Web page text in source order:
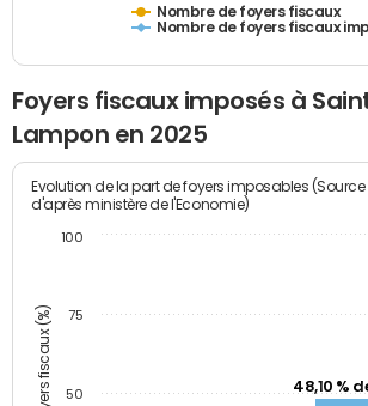
Nombre de foyers fiscaux
Nombre de foyers fiscaux
Foyers fiscaux imposés à
Lampon en 2025
Evolution de la part de foyers imposables (Source
d'après ministère de l'Economie)
48,10 %
50
75
100